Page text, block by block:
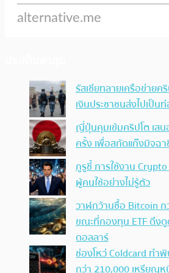
รัสเซียทลายเครือข่าย
เงินประชาชนส่งไปเป็น
ญี่ปุ่นคุมเข้มคริปโต เส
ครั้ง เพื่อสกัดแก๊งมิจฉ
กูรูชี้ การใช้งาน
ผู้คนใช้อย่างไม่รู้ตัว
วาฬกว้านซื้อ Bitcoin
ขณะที่กองทุน ETF ดึง
ดอลลาร์
ช่องโหว่ Coldcard ทำ
กว่า 210,000 เหรียญห